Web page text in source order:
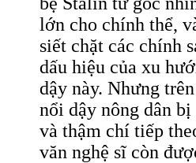
lớn cho chính thể,
siết chặt các chính
dấu hiệu của xu
dậy này. Nhưng
nổi dậy nông dân
và thậm chí tiếp
văn nghệ sĩ còn